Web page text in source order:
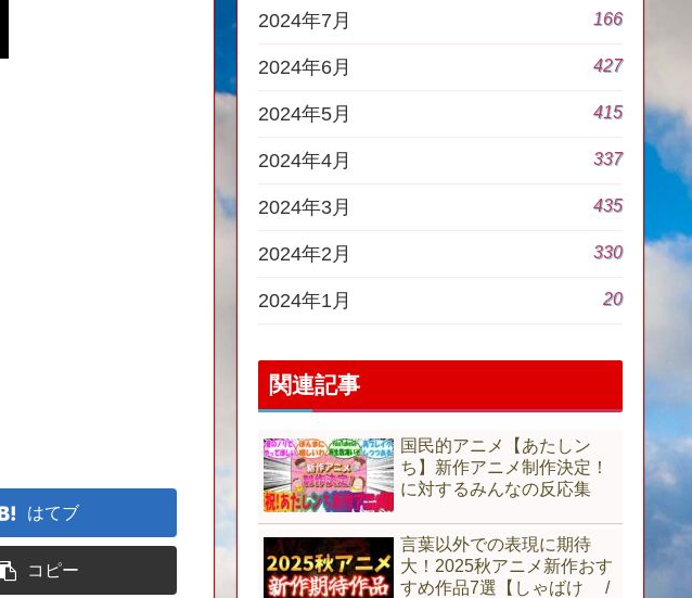
はてブ
コピー
2024年7月 166
2024年6月 427
2024年5月 415
2024年4月 337
2024年3月 435
2024年2月 330
2024年1月 20
関連記事
国民的アニメ【あたしン
ち】新作アニメ制作決定！
に対するみんなの反応集
言葉以外での表現に期待
大！2025秋アニメ新作おす
すめ作品7選【しゃばけ /